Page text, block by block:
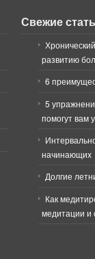
Свежие
развитию
6
5
помогут вам
начинающих
Долгие
Как
медитации и